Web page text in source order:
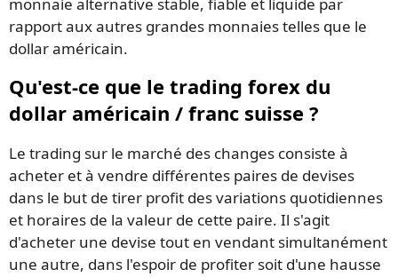
rapport aux autres grandes monnaies telles que le
dollar américain.
Qu'est-ce que le trading forex du
dollar américain / franc suisse ?
Le trading sur le marché des changes consiste à
acheter et à vendre différentes paires de devises
dans le but de tirer profit des variations quotidiennes
et horaires de la valeur de cette paire. Il s'agit
d'acheter une devise tout en vendant simultanément
une autre, dans l'espoir de profiter soit d'une hausse